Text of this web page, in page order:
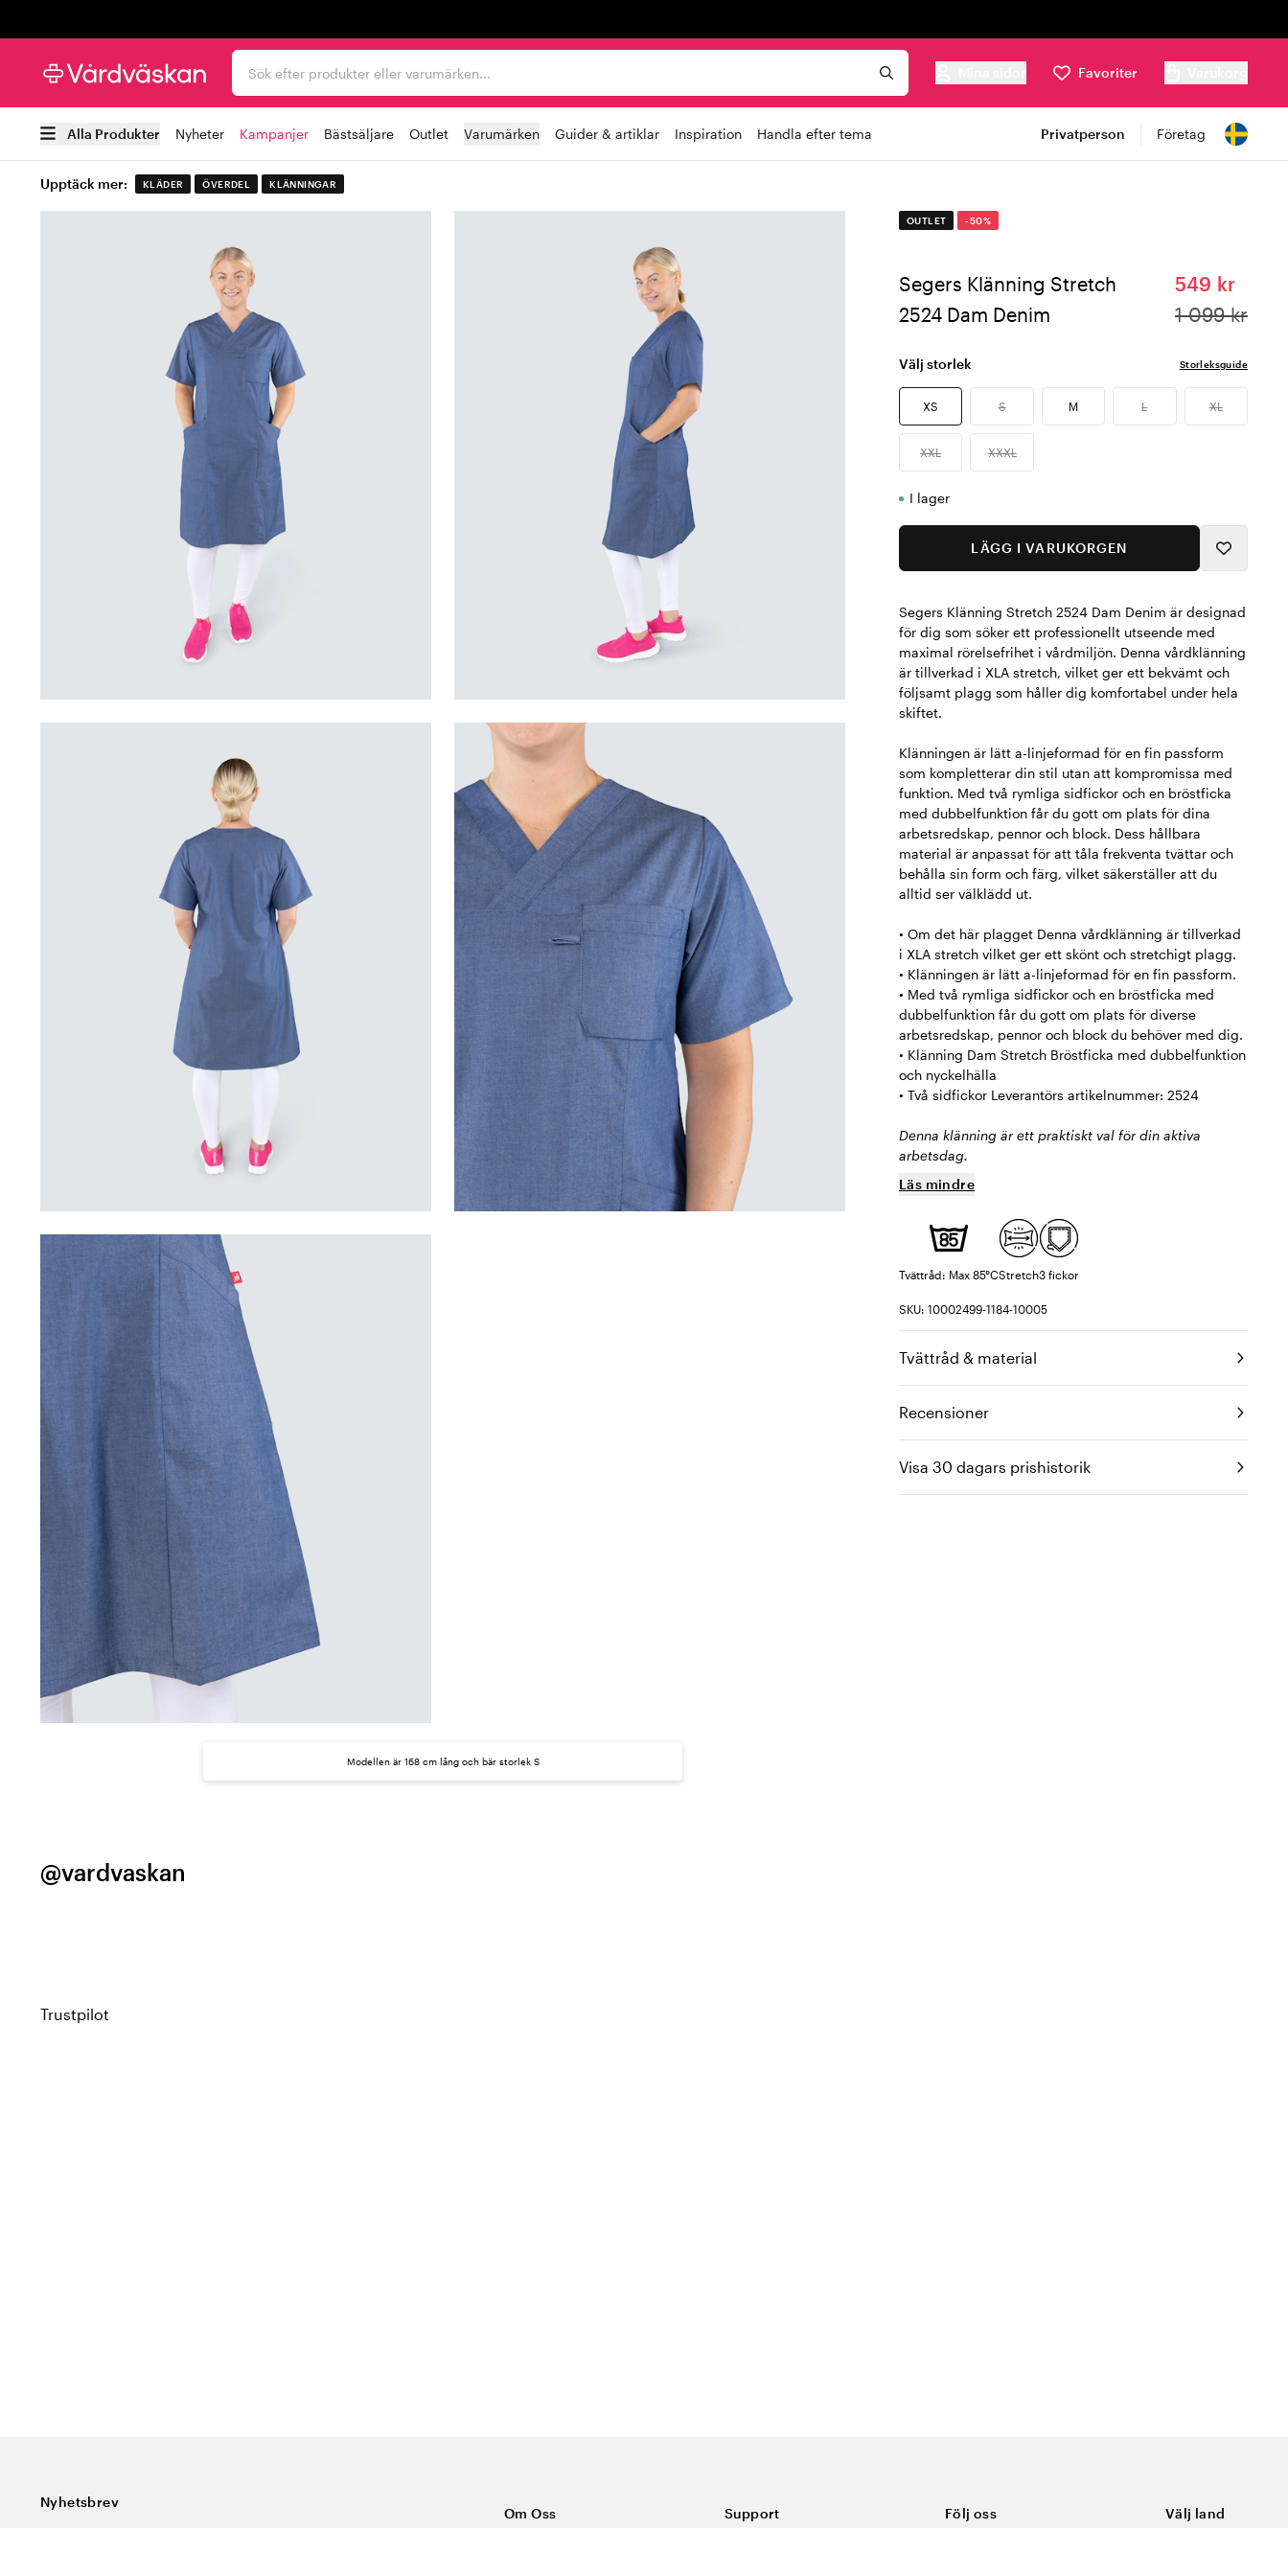
Sök efter produkter eller varumärken...
Favoriter
Alla Produkter Nyheter Kampanjer Bästsäljare Outlet Varumärken Guider & artiklar Inspiration Handla efter tema Privatperson Företag
Upptäck mer: KLÄDER ÖVERDEL KLÄNNINGAR
Modellen är 168 cm lång och bär storlek S
OUTLET -50%
Segers Klänning Stretch
2524 Dam Denim
549 kr
1 099 kr
Välj storlek Storleksguide
XS S M L XL
XXL XXXL
I lager
LÄGG I VARUKORGEN
Segers Klänning Stretch 2524 Dam Denim är designad
för dig som söker ett professionellt utseende med
maximal rörelsefrihet i vårdmiljön. Denna vårdklänning
är tillverkad i XLA stretch, vilket ger ett bekvämt och
följsamt plagg som håller dig komfortabel under hela
skiftet.
Klänningen är lätt a-linjeformad för en fin passform
som kompletterar din stil utan att kompromissa med
funktion. Med två rymliga sidfickor och en bröstficka
med dubbelfunktion får du gott om plats för dina
arbetsredskap, pennor och block. Dess hållbara
material är anpassat för att tåla frekventa tvättar och
behålla sin form och färg, vilket säkerställer att du
alltid ser välklädd ut.
• Om det här plagget Denna vårdklänning är tillverkad
i XLA stretch vilket ger ett skönt och stretchigt plagg.
• Klänningen är lätt a-linjeformad för en fin passform.
• Med två rymliga sidfickor och en bröstficka med
dubbelfunktion får du gott om plats för diverse
arbetsredskap, pennor och block du behöver med dig.
• Klänning Dam Stretch Bröstficka med dubbelfunktion
och nyckelhälla
• Två sidfickor Leverantörs artikelnummer: 2524
Denna klänning är ett praktiskt val för din aktiva
arbetsdag.
Läs mindre
Tvättråd: Max 85°CStretch3 fickor
SKU: 10002499-1184-10005
Tvättråd & material
Recensioner
Visa 30 dagars prishistorik
@vardvaskan
Trustpilot
Nyhetsbrev
Om Oss Support Följ oss Välj land